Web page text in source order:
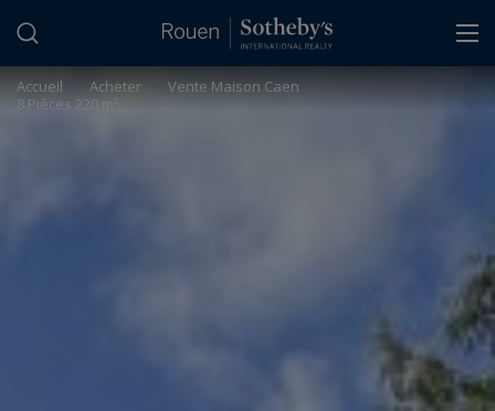
Accueil Acheter
Vente Maison Caen
8 Pièces 220 m²